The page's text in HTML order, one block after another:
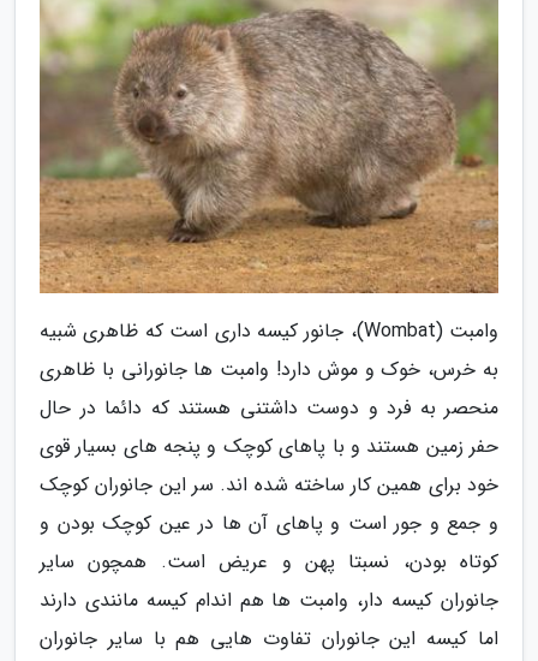
وامبت (Wombat)، جانور کیسه داری است که ظاهری شبیه
به خرس، خوک و موش دارد! وامبت ها جانورانی با ظاهری
منحصر به فرد و دوست داشتنی هستند که دائما در حال
حفر زمین هستند و با پاهای کوچک و پنجه های بسیار قوی
خود برای همین کار ساخته شده اند. سر این جانوران کوچک
و جمع و جور است و پاهای آن ها در عین کوچک بودن و
کوتاه بودن، نسبتا پهن و عریض است. همچون سایر
جانوران کیسه دار، وامبت ها هم اندام کیسه مانندی دارند
اما کیسه این جانوران تفاوت هایی هم با سایر جانوران